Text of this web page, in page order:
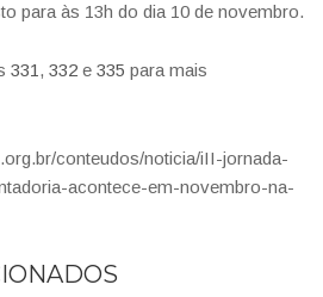
para às 13h do dia 10 de novembro.
331 , 332 e 335 para mais
conteudos/noticia/iII-jornada-
acontece-em-novembro-na-